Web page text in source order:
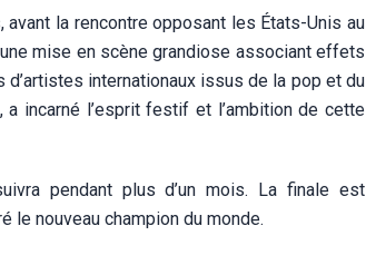
la rencontre opposant les États-Unis au
mise en scène grandiose associant effets
internationaux issus de la pop et du
incarné l’esprit festif et l’ambition de cette
pendant plus d’un mois. La finale est
le nouveau champion du monde.